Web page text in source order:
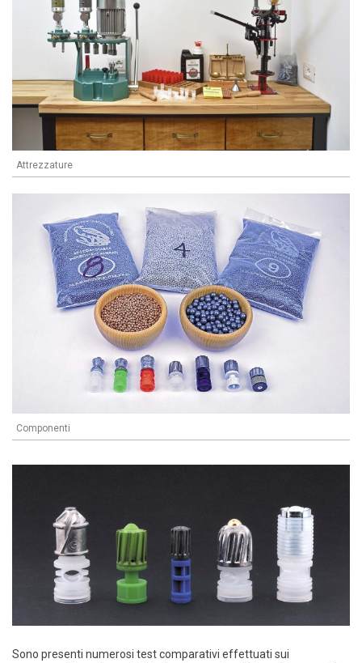
Attrezzature
Componenti
Sono presenti numerosi test comparativi effettuati sui